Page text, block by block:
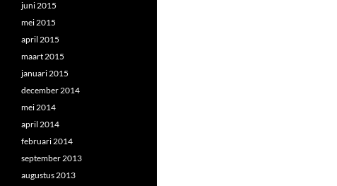
juni 2015
mei 2015
april 2015
maart 2015
januari 2015
december 2014
mei 2014
april 2014
februari 2014
september 2013
augustus 2013